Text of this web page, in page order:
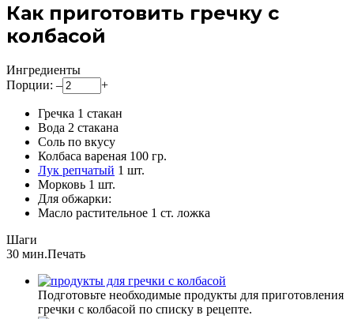
Как приготовить гречку с
колбасой
Ингредиенты
Порции: – +
Гречка 1 стакан
Вода 2 стакана
Соль по вкусу
Колбаса вареная 100 гр.
Лук репчатый 1 шт.
Морковь 1 шт.
Для обжарки:
Масло растительное 1 ст. ложка
Шаги
30 мин.Печать
Подготовьте необходимые продукты для приготовления
гречки с колбасой по списку в рецепте.